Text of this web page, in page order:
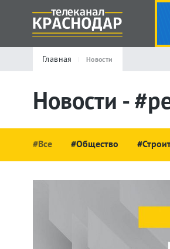
Главная Новости
Новости -
#Все #Общество